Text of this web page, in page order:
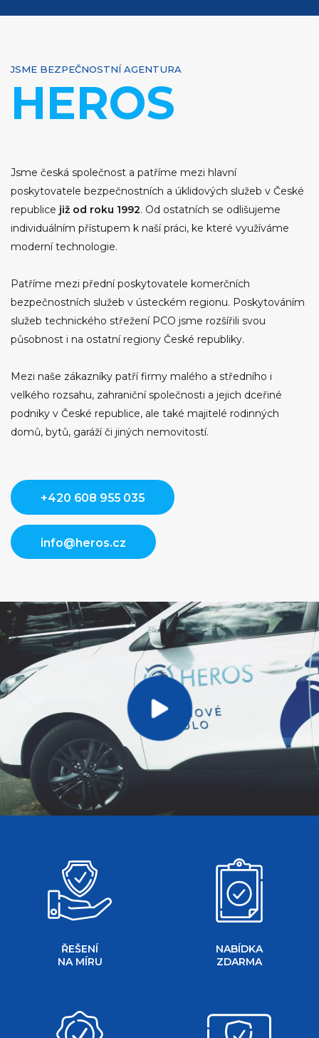
JSME BEZPEČNOSTNÍ AGENTURA
HEROS
Jsme česká společnost a patříme mezi hlavní
poskytovatele bezpečnostních a úklidových služeb v České
republice již od roku 1992. Od ostatních se odlišujeme
individuálním přístupem k naší práci, ke které využíváme
moderní technologie.
Patříme mezi přední poskytovatele komerčních
bezpečnostních služeb v ústeckém regionu. Poskytováním
služeb technického střežení PCO jsme rozšířili svou
působnost i na ostatní regiony České republiky.
Mezi naše zákazníky patří firmy malého a středního i
velkého rozsahu, zahraniční společnosti a jejich dceřiné
podniky v České republice, ale také majitelé rodinných
domů, bytů, garáží či jiných nemovitostí.
+420 608 955 035
info@heros.cz
Video
ŘEŠENÍ
NA MÍRU
NABÍDKA
ZDARMA